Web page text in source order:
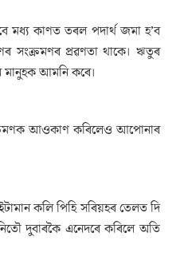
মধ্য কাণত তৰল পদাৰ্থ জমা হ’ব
সংক্ৰমণৰ প্ৰৱণতা থাকে। ঋতুৰ
মানুহক আমনি কৰে।
আওকাণ কৰিলেও আপোনাৰ
কলি পিহি সৰিয়হৰ তেলত দি
দুবাৰকৈ এনেদৰে কৰিলে অতি